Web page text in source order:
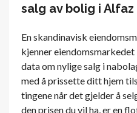
salg av bolig i Alfaz
En skandinavisk
kjenner
data om nylige salg i
med å prissette ditt hjem
tingene når det gjelder å
den prisen du vil ha, er en